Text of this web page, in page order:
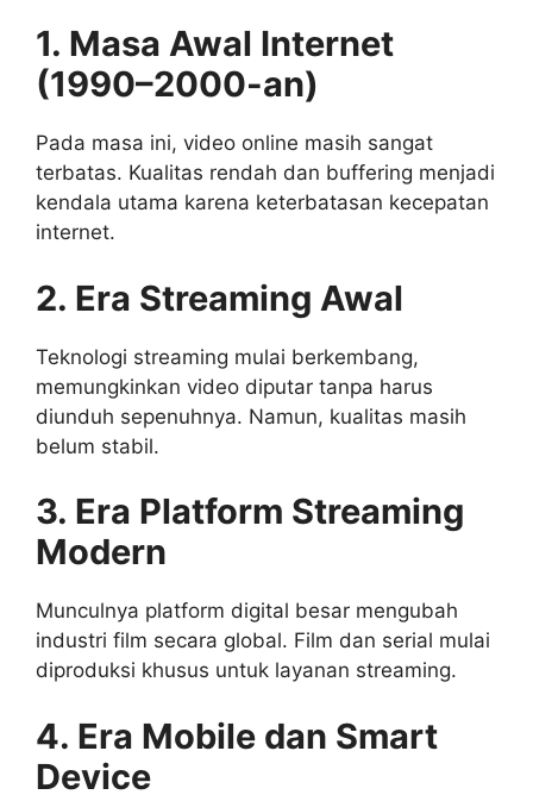
1. Masa Awal Internet
(1990–2000-an)
Pada masa ini, video online masih sangat
terbatas. Kualitas rendah dan buffering menjadi
kendala utama karena keterbatasan kecepatan
internet.
2. Era Streaming Awal
Teknologi streaming mulai berkembang,
memungkinkan video diputar tanpa harus
diunduh sepenuhnya. Namun, kualitas masih
belum stabil.
3. Era Platform Streaming
Modern
Munculnya platform digital besar mengubah
industri film secara global. Film dan serial mulai
diproduksi khusus untuk layanan streaming.
4. Era Mobile dan Smart
Device